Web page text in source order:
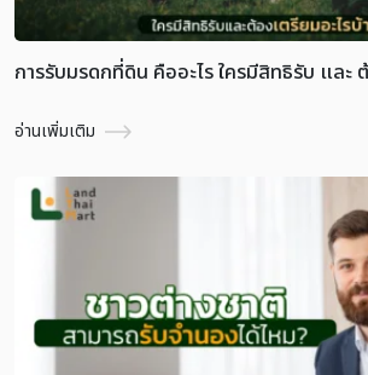
การรับมรดกที่ดิน คืออะไร ใครมีสิทธิรับ และ
อ่านเพิ่มเติม